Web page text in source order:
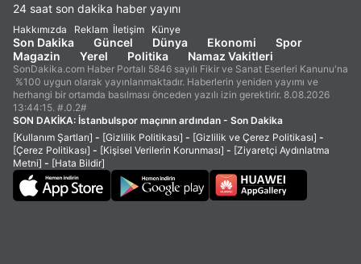
24 saat son dakika haber yayını
Hakkımızda Reklam İletişim Künye
Son Dakika Güncel Dünya Ekonomi
Spor
Magazin
Yerel Politika Namaz Vakitleri
SonDakika.com Haber Portalı 5846 sayılı Fikir ve Sanat Eserleri Kanunu'na
%100 uygun olarak yayınlanmaktadır. Haberlerin yeniden yayımı ve
herhangi bir ortamda basılması önceden yazılı izin gerektirir. 8.08.2026
13:44:15. #.0.2#
SON DAKİKA: İstanbulspor maçının ardından - Son Dakika
[Kullanım Şartları] - [Gizlilik Politikası] - [Gizlilik ve Çerez Politikası] -
[Çerez Politikası] - [Kişisel Verilerin Korunması] - [Ziyaretçi Aydınlatma
Metni] - [Hata Bildir]